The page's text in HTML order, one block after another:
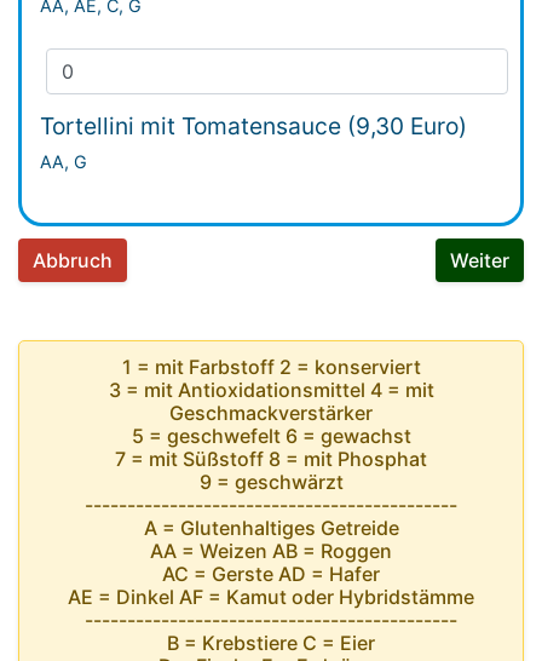
AA, AE, C, G
Tortellini mit Tomatensauce (9,30 Euro)
AA, G
Abbruch Weiter
1 = mit Farbstoff 2 = konserviert
3 = mit Antioxidationsmittel 4 = mit
Geschmackverstärker
5 = geschwefelt 6 = gewachst
7 = mit Süßstoff 8 = mit Phosphat
9 = geschwärzt
--------------------------------------------
A = Glutenhaltiges Getreide
AA = Weizen AB = Roggen
AC = Gerste AD = Hafer
AE = Dinkel AF = Kamut oder Hybridstämme
--------------------------------------------
B = Krebstiere C = Eier